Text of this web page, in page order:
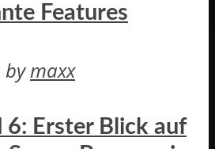
Features
bymaxx
6: Erster Blick auf